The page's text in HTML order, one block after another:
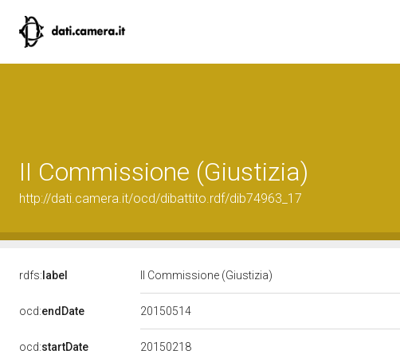
II Commissione (Giustizia)
http://dati.camera.it/ocd/dibattito.rdf/dib74963_17
rdfs: label II Commissione (Giustizia)
ocd:endDate 20150514
ocd:startDate 20150218